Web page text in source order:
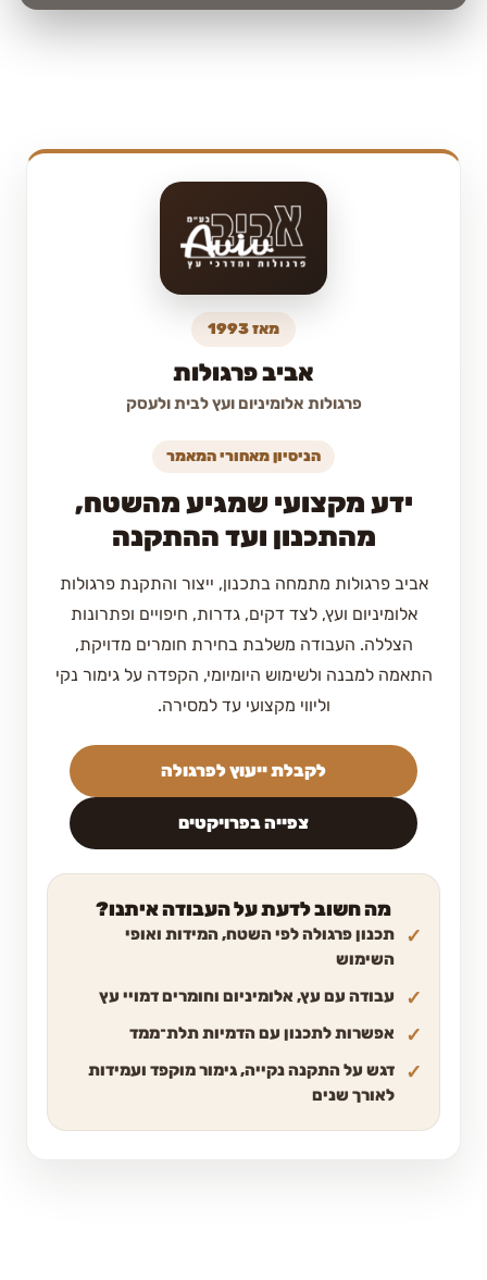
מאז 1993
אביב פרגולות
פרגולות אלומיניום ועץ לבית ולעסק
הניסיון מאחורי המאמר
ידע מקצועי שמגיע מהשטח,
מהתכנון ועד ההתקנה
אביב פרגולות מתמחה בתכנון, ייצור והתקנת פרגולות
אלומיניום ועץ, לצד דקים, גדרות, חיפויים ופתרונות
הצללה. העבודה משלבת בחירת חומרים מדויקת,
התאמה למבנה ולשימוש היומיומי, הקפדה על גימור נקי
וליווי מקצועי עד למסירה.
לקבלת ייעוץ לפרגולה
צפייה בפרויקטים
מה חשוב לדעת על העבודה איתנו?
תכנון פרגולה לפי השטח, המידות ואופי
השימוש
עבודה עם עץ, אלומיניום וחומרים דמויי עץ
אפשרות לתכנון עם הדמיות תלת־ממד
דגש על התקנה נקייה, גימור מוקפד ועמידות
לאורך שנים